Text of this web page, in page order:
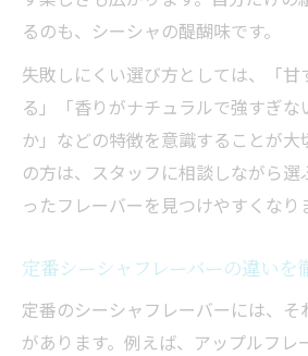
るのも、シーシャの醍醐味です。
失敗しにくい選び方としては、「甘
る」「香りがナチュラルで強すぎな
か」などの特徴を意識することが大
の方は、スタッフに相談しながら選
ったフレーバーを見つけやすくなり
定番シーシャフレーバーの違いを
定番のシーシャフレーバーには、そ
があります。例えば、アップルフレ